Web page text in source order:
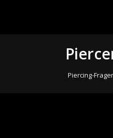
Piercing-